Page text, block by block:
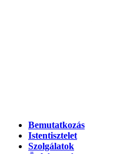
Bemutatkozás
Istentisztelet
Szolgálatok